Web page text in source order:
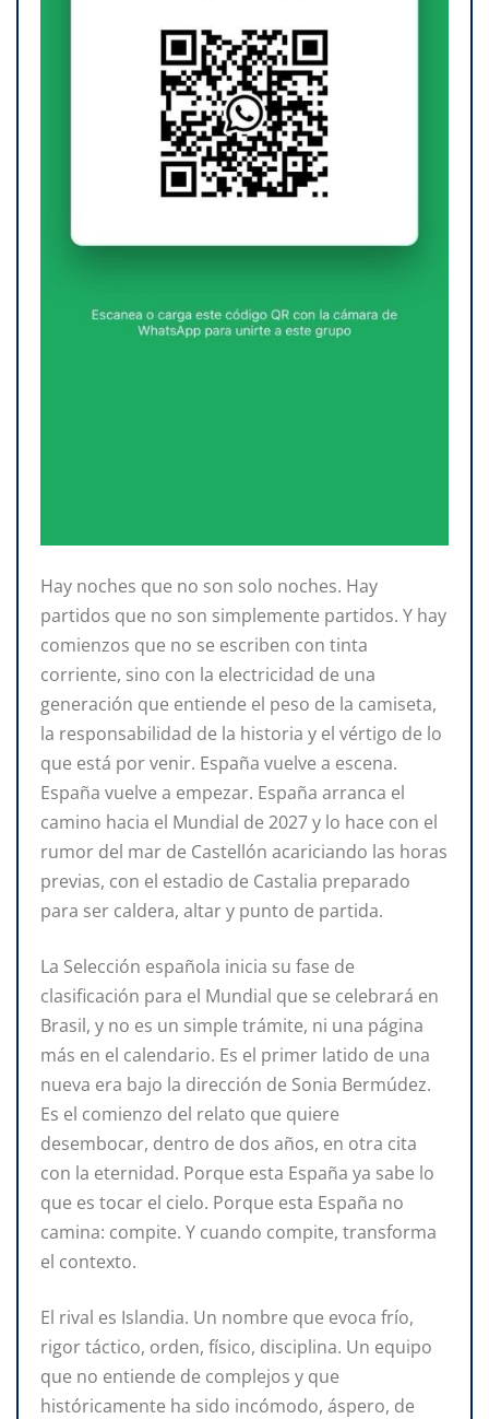
Hay noches que no son solo noches. Hay
partidos que no son simplemente partidos. Y hay
comienzos que no se escriben con tinta
corriente, sino con la electricidad de una
generación que entiende el peso de la camiseta,
la responsabilidad de la historia y el vértigo de lo
que está por venir. España vuelve a escena.
España vuelve a empezar. España arranca el
camino hacia el Mundial de 2027 y lo hace con el
rumor del mar de Castellón acariciando las horas
previas, con el estadio de Castalia preparado
para ser caldera, altar y punto de partida.
La Selección española inicia su fase de
clasificación para el Mundial que se celebrará en
Brasil, y no es un simple trámite, ni una página
más en el calendario. Es el primer latido de una
nueva era bajo la dirección de Sonia Bermúdez.
Es el comienzo del relato que quiere
desembocar, dentro de dos años, en otra cita
con la eternidad. Porque esta España ya sabe lo
que es tocar el cielo. Porque esta España no
camina: compite. Y cuando compite, transforma
el contexto.
El rival es Islandia. Un nombre que evoca frío,
rigor táctico, orden, físico, disciplina. Un equipo
que no entiende de complejos y que
históricamente ha sido incómodo, áspero, de